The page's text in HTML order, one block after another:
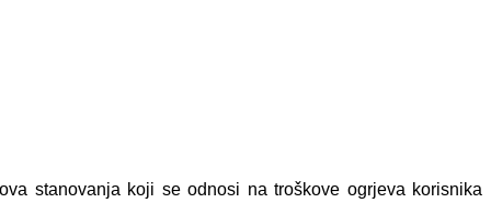
stanovanja koji se odnosi na troškove ogrjeva korisnika